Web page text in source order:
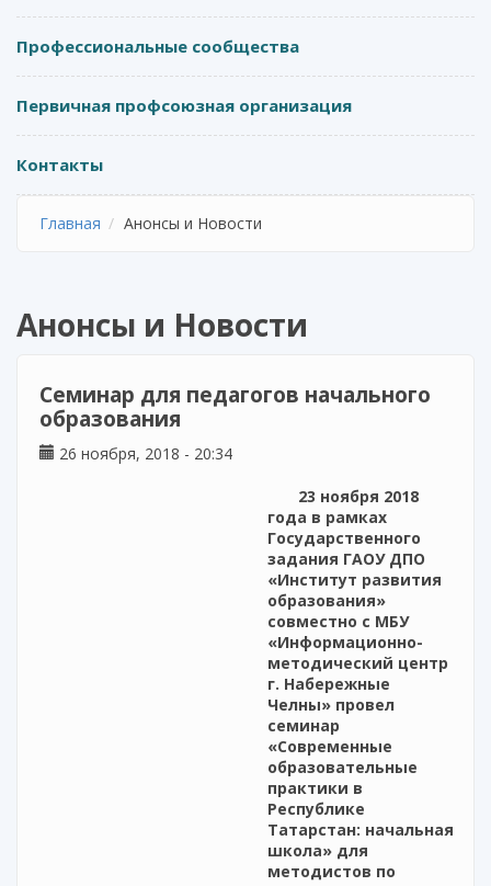
Профессиональные сообщества
Первичная профсоюзная организация
Контакты
Главная Анонсы и Новости
Анонсы и Новости
Семинар для педагогов начального
образования
26 ноября, 2018 - 20:34
23 ноября 2018
года в рамках
Государственного
задания ГАОУ ДПО
«Институт развития
образования»
совместно с МБУ
«Информационно-
методический центр
г. Набережные
Челны» провел
семинар
«Современные
образовательные
практики в
Республике
Татарстан: начальная
школа» для
методистов по